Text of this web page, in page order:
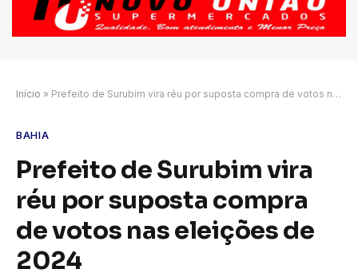
Início » Prefeito de Surubim vira réu por suposta compra de votos nas eleições de 2024
BAHIA
Prefeito de Surubim vira
réu por suposta compra
de votos nas eleições de
2024